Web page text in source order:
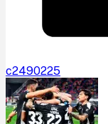
c2490225